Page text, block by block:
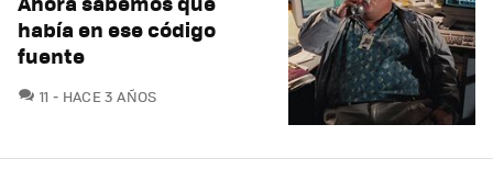
había en ese código
fuente
11 COMENTARIOS
HACE 3 AÑOS